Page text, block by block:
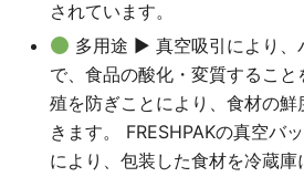
されています。
多用途 ▶ 真空吸引により、
で、食品の酸化・変質するこ
殖を防ぎことにより、食材の
きます。 FRESHPAKの真空バ
により、包装した食材を冷蔵